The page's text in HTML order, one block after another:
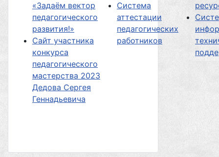
«Задаём вектор
педагогического
развития!»
Сайт участника
конкурса
педагогического
мастерства 2023
Дедова Сергея
Геннадьевича
Система
аттестации
педагогических
работников